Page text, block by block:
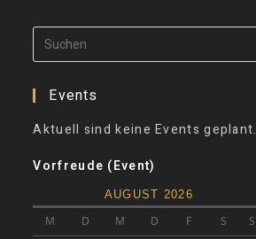
Events
Aktuell sind keine Events geplant.
Vorfreude (Event)
AUGUST 2026
M D M D F S S